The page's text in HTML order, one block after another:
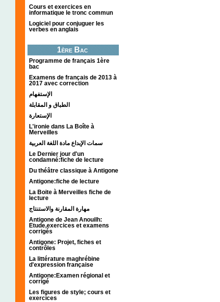
Cours et exercices en
informatique le tronc commun
Logiciel pour conjuguer les
verbes en anglais
1ère Bac
Programme de français 1ère
bac
Examens de français de 2013 à
2017 avec correction
الإستفهام
الطباق و المقابلة
الإستعارة
L'ironie dans La Boîte à
Merveilles
سمات الإبداع مادة اللغة العربية
Le Dernier jour d'un
condamné:fiche de lecture
Du théâtre classique à Antigone
Antigone:fiche de lecture
La Boite à Merveilles fiche de
lecture
مهارة المقارنة والاستنتاج
Antigone de Jean Anouilh:
Etude,exercices et examens
corrigés
Antigone: Projet, fiches et
contrôles
La littérature maghrébine
d'expression française
Antigone:Examen régional et
corrigé
Les figures de style; cours et
exercices